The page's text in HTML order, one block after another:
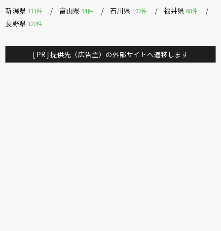
新潟県 113件 富山県 94件 石川県 102件 福井県 68件
長野県 122件
[ PR ] 提供先（広告主）の外部サイトへ遷移します